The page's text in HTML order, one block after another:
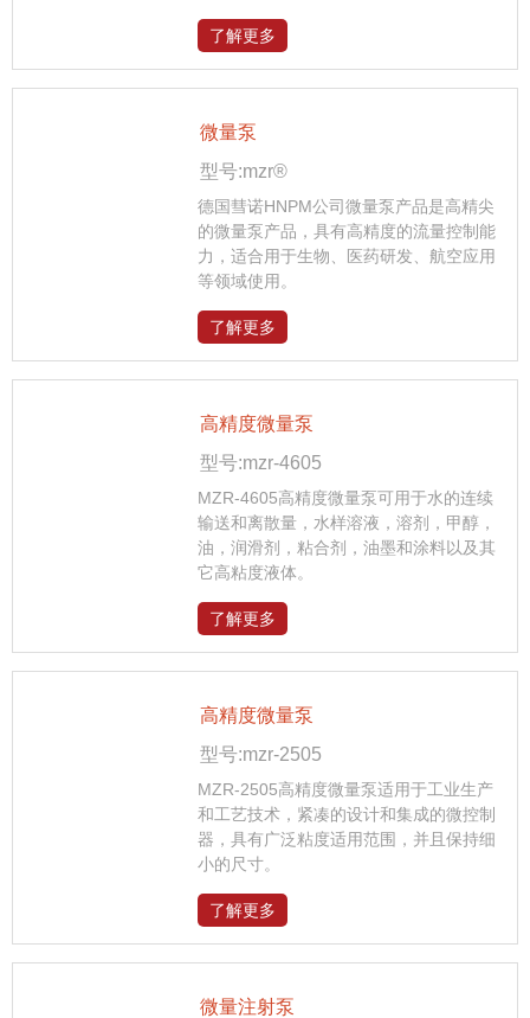
了解更多
微量泵
型号:mzr®
德国彗诺HNPM公司微量泵产品是高精尖
的微量泵产品，具有高精度的流量控制能
力，适合用于生物、医药研发、航空应用
等领域使用。
了解更多
高精度微量泵
型号:mzr-4605
MZR-4605高精度微量泵可用于水的连续
输送和离散量，水样溶液，溶剂，甲醇，
油，润滑剂，粘合剂，油墨和涂料以及其
它高粘度液体。
了解更多
高精度微量泵
型号:mzr-2505
MZR-2505高精度微量泵适用于工业生产
和工艺技术，紧凑的设计和集成的微控制
器，具有广泛粘度适用范围，并且保持细
小的尺寸。
了解更多
微量注射泵